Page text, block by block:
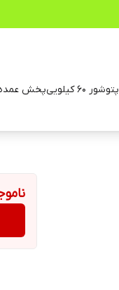
پتوشور ۶۰ کیلویی پخش عمده